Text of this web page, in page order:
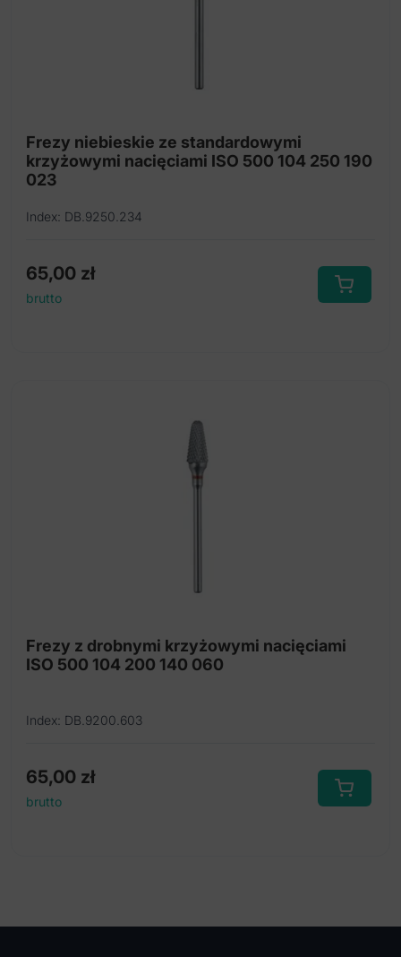
Frezy niebieskie ze standardowymi
krzyżowymi nacięciami ISO 500 104 250 190
023
Index: DB.9250.234
65,00 zł
brutto
Frezy z drobnymi krzyżowymi nacięciami
ISO 500 104 200 140 060
Index: DB.9200.603
65,00 zł
brutto